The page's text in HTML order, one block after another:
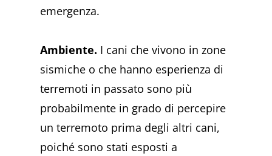
emergenza.
Ambiente. I cani che vivono in zone
sismiche o che hanno esperienza di
terremoti in passato sono più
probabilmente in grado di percepire
un terremoto prima degli altri cani,
poiché sono stati esposti a